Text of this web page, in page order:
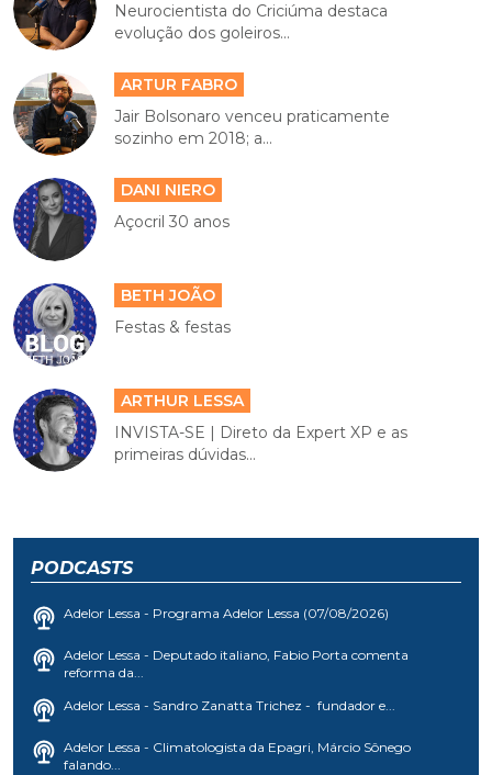
Neurocientista do Criciúma destaca
evolução dos goleiros...
ARTUR FABRO
Jair Bolsonaro venceu praticamente
sozinho em 2018; a...
DANI NIERO
Açocril 30 anos
BETH JOÃO
Festas & festas
ARTHUR LESSA
INVISTA-SE | Direto da Expert XP e as
primeiras dúvidas...
PODCASTS
Adelor Lessa - Programa Adelor Lessa (07/08/2026)
Adelor Lessa - Deputado italiano, Fabio Porta comenta
reforma da...
Adelor Lessa - Sandro Zanatta Trichez - fundador e...
Adelor Lessa - Climatologista da Epagri, Márcio Sônego
falando...